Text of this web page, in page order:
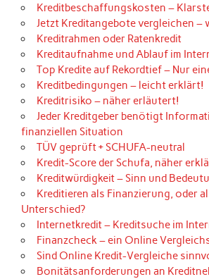
Kreditbeschaffungskosten –
Jetzt Kreditangebote vergleichen –
Kreditrahmen oder Ratenkredit
Kreditaufnahme und Ablauf im
Top Kredite auf Rekordtief – Nur
Kreditbedingungen – leicht erklärt!
Kreditrisiko – näher erläutert!
Jeder Kreditgeber benötigt
finanziellen Situation
TÜV geprüft + SCHUFA-neutral
Kredit-Score der Schufa, näher
Kreditwürdigkeit – Sinn und
Kreditieren als Finanzierung, oder
Unterschied?
Internetkredit – Kreditsuche im
Finanzcheck – ein Online
Sind Online Kredit-Vergleiche
Bonitätsanforderungen an